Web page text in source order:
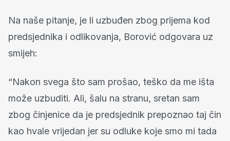
Na naše pitanje, je li uzbuđen zbog prijema kod
predsjednika i odlikovanja, Borović odgovara uz
smijeh:
“Nakon svega što sam prošao, teško da me išta
može uzbuditi. Ali, šalu na stranu, sretan sam
zbog činjenice da je predsjednik prepoznao taj čin
kao hvale vrijedan jer su odluke koje smo mi tada